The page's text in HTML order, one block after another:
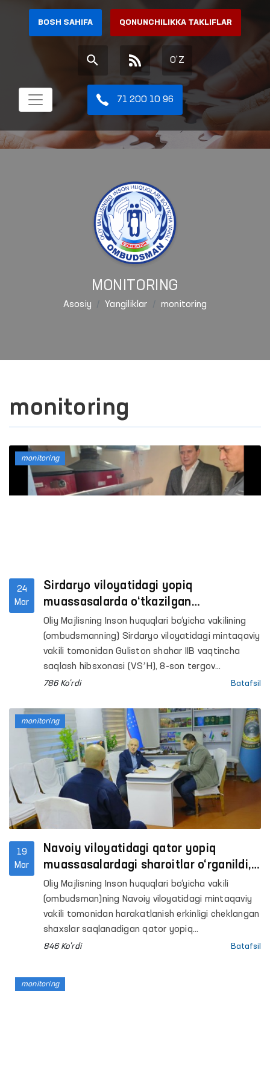
BOSH SAHIFA QONUNCHILIKKA TAKLIFLAR
O'Z
71 200 10 96
MONITORING
Asosiy Yangiliklar monitoring
monitoring
24
Mar
Sirdaryo viloyatidagi yopiq
muassasalarda o‘tkazilgan
monitoringlarda ayrim kamchiliklar
aniqlandi - Ombudsman
Oliy Majlisning Inson huquqlari bo‘yicha vakilining
(ombudsmanning) Sirdaryo viloyatidagi mintaqaviy
vakili tomonidan Guliston shahar IIB vaqtincha
saqlash hibsxonasi (VSʼH), 8-son tergov
hibsxonasi (TH), Respublika ixtisoslashtirilgan
psixiatriya bo‘yicha Sirdaryo viloyati filiali, Sirdaryo
“Muruvvat” nogironligi bo‘lgan shaxslar uchun
ayollar internat uyi hamda Maʼmuriy qamoqqa
olingan shaxslarni qabul qilish va saqlash uchun
mo‘ljallangan maxsus qabulxonaga monitoring
tashriflari amalga oshirildi.
786 Ko'rdi Batafsil
monitoring
19
Mar
Navoiy viloyatidagi qator yopiq
muassasalardagi sharoitlar o‘rganildi,
murojaatlar qabul qilindi
Oliy Majlisning Inson huquqlari bo‘yicha vakili
(ombudsman)ning Navoiy viloyatidagi mintaqaviy
vakili tomonidan harakatlanish erkinligi cheklangan
shaxslar saqlanadigan qator yopiq
muassasalarda monitoring tashriflari amalga
846 Ko'rdi Batafsil
monitoring
monitoring